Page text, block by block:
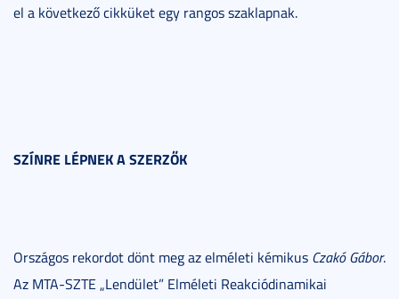
el a következő cikküket egy rangos szaklapnak.
SZÍNRE LÉPNEK A SZERZŐK
Országos rekordot dönt meg az elméleti kémikus Czakó Gábor.
Az MTA-SZTE „Lendület” Elméleti Reakciódinamikai